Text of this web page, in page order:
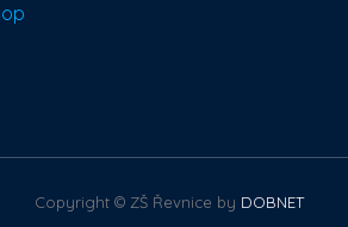
Copyright © ZŠ Řevnice by DOBNET